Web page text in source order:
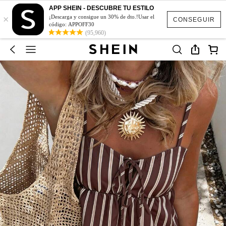
CONSEGUIR
×
APP SHEIN - DESCUBRE TU ESTILO
¡Descarga y consigue un 30% de dto.!Usar el
código: APPOFF30
(95,960)